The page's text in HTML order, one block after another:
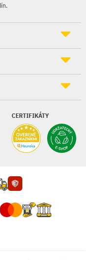
CERTIFIKÁTY